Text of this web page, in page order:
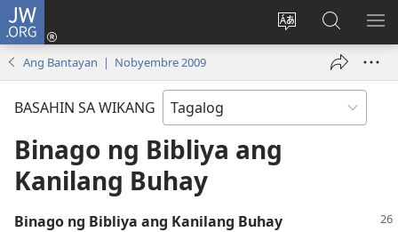
JW.ORG
Baguhin
ng
Mag-
log
bubukas
window)
sa
JW.ORG
Ang Bantayan | Nobyembre 2009
BASAHIN SA WIKANG
Binago ng Bibliya ang
Kanilang Buhay
Binago ng Bibliya ang Kanilang Buhay